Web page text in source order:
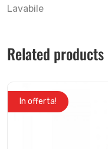
Lavabile
Related products
In offerta!